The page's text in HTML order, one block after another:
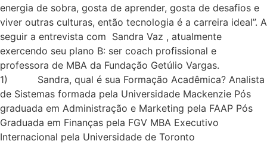
energia de sobra, gosta de aprender, gosta de desafios e
viver outras culturas, então tecnologia é a carreira ideal”. A
seguir a entrevista com Sandra Vaz , atualmente
exercendo seu plano B: ser coach profissional e
professora de MBA da Fundação Getúlio Vargas.
1) Sandra, qual é sua Formação Acadêmica? Analista
de Sistemas formada pela Universidade Mackenzie Pós
graduada em Administração e Marketing pela FAAP Pós
Graduada em Finanças pela FGV MBA Executivo
Internacional pela Universidade de Toronto